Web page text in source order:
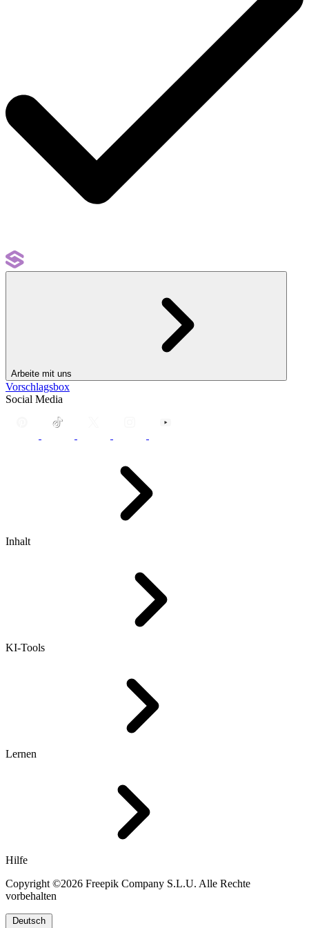
Arbeite mit uns
Vorschlagsbox
Social Media
Inhalt
KI-Tools
Lernen
Hilfe
Copyright ©2026 Freepik Company S.L.U. Alle Rechte
vorbehalten
Deutsch